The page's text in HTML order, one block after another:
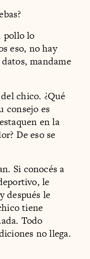
pollo lo
eso, no hay
mandame
chico. ¿Qué
consejo es
en la
De eso se
Si conocés a
le
después le
tiene
Todo
no llega.